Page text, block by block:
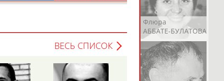
АБАЧАРАЕВ
АБАШИДЗЕ
Флюра
АББАТЕ-БУЛАТОВА
ВЕСЬ СПИСОК